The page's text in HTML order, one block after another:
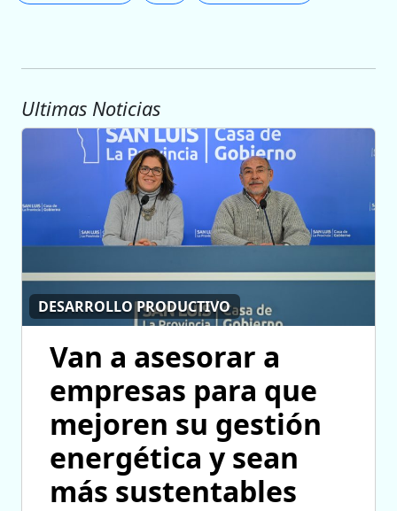
Ultimas Noticias
DESARROLLO PRODUCTIVO
Van a asesorar a
empresas para que
mejoren su gestión
energética y sean
más sustentables